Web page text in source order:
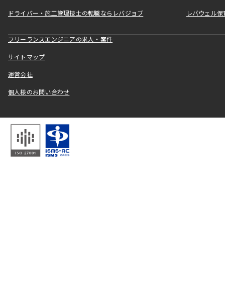
ドライバー・施工管理技士の転職ならレバジョブ レバウェル
フリーランスエンジニアの求人・案件
サイトマップ
運営会社
個人様のお問い合わせ